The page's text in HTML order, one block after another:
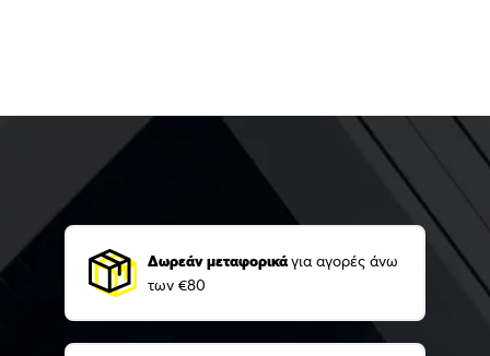
Δωρεάν μεταφορικάγια αγορές άνω
των €80